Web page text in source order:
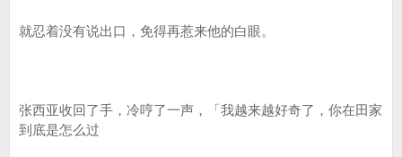
就忍着没有说出口，免得再惹来他的白眼。
张西亚收回了手，冷哼了一声，「我越来越好奇了，你在田家
到底是怎么过